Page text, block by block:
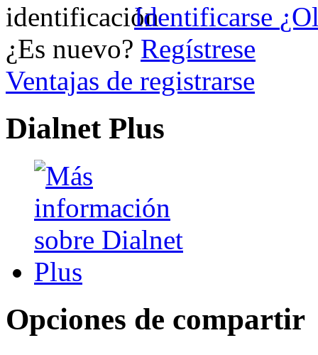
Identificarse
¿Es nuevo? Regístrese
Ventajas de registrarse
Dialnet Plus
Opciones de compartir